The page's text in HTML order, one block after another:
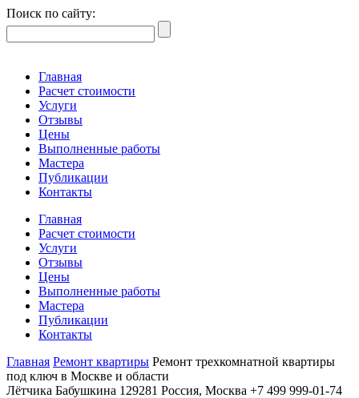
Поиск по сайту:
Главная
Расчет стоимости
Услуги
Отзывы
Цены
Выполненные работы
Мастера
Публикации
Контакты
Главная
Расчет стоимости
Услуги
Отзывы
Цены
Выполненные работы
Мастера
Публикации
Контакты
Главная Ремонт квартиры Ремонт трехкомнатной квартиры
под ключ в Москве и области
Лётчика Бабушкина 129281 Россия, Москва +7 499 999-01-74